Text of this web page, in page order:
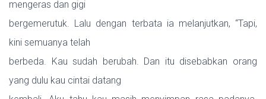
mengeras dan gigi
bergemerutuk. Lalu dengan terbata ia melanjutkan, “Tapi,
kini semuanya telah
berbeda. Kau sudah berubah. Dan itu disebabkan orang
yang dulu kau cintai datang